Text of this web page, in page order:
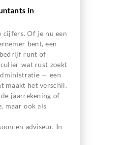
in
cijfers. Of je nu een
bent, een
runt of
wat rust zoekt
— een
maakt het verschil.
jaarrekening of
maar ook als
en adviseur. In